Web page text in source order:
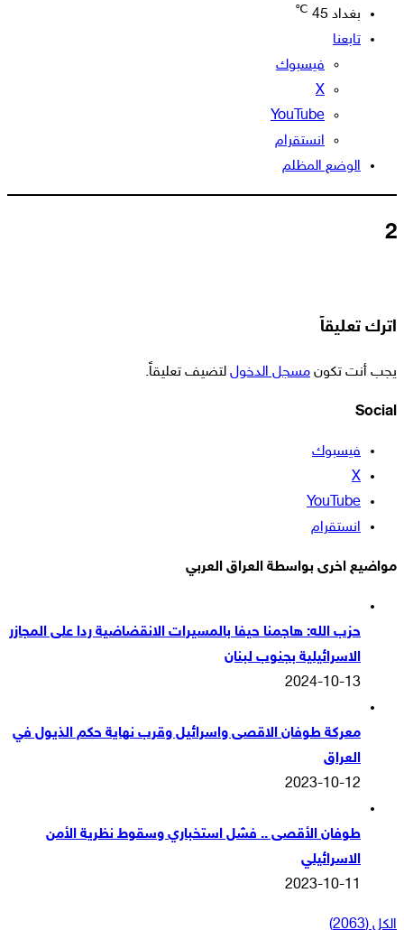
بغداد 45
℃
تابعنا
فيسبوك
‫X
‫YouTube
انستقرام
الوضع المظلم
2
اترك تعليقاً
يجب أنت تكون مسجل الدخول لتضيف تعليقاً.
Social
فيسبوك
‫X
‫YouTube
انستقرام
مواضيع اخرى بواسطة العراق العربي
حزب الله: هاجمنا حيفا بالمسيرات الانقضاضية ردا على المجازر
الاسرائيلية بجنوب لبنان
2024-10-13
معركة طوفان الاقصى واسرائيل وقرب نهاية حكم الذيول في
العراق
2023-10-12
طوفان الأقصى .. فشل استخباري وسقوط نظرية الأمن
الاسرائيلي
2023-10-11
الكل (2063)